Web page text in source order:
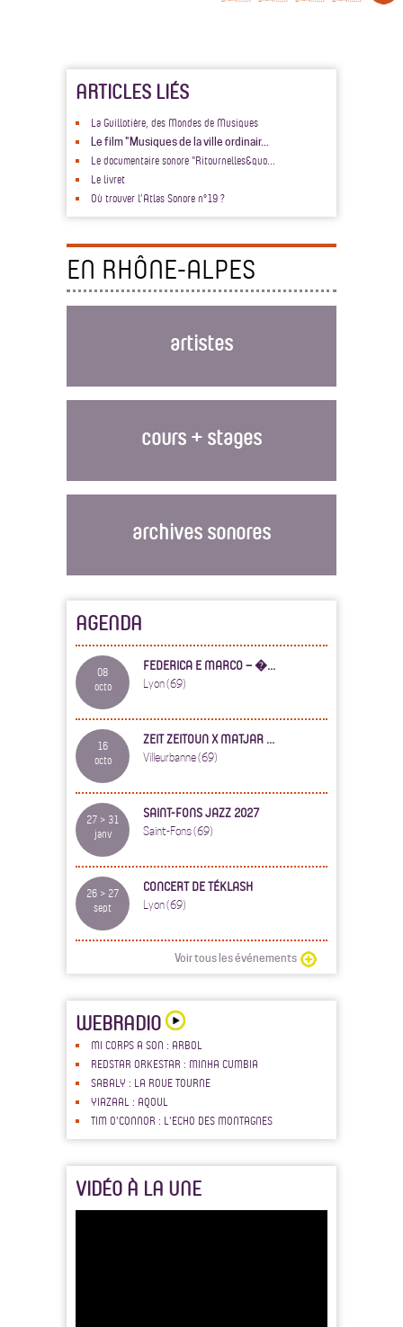
ARTICLES LIÉS
La Guillotière, des Mondes de Musiques
Le film "Musiques de la ville ordinair...
Le documentaire sonore "Ritournelles&quo...
Le livret
Où trouver l’Atlas Sonore n°19 ?
EN RHÔNE-ALPES
artistes
cours + stages
archives sonores
AGENDA
08
octo
FEDERICA E MARCO – �...
Lyon (69)
16
octo
ZEIT ZEITOUN X MATJAR ...
Villeurbanne (69)
27 > 31
janv
SAINT-FONS JAZZ 2027
Saint-Fons (69)
26 > 27
sept
CONCERT DE TÉKLASH
Lyon (69)
Voir tous les événements
WEBRADIO
MI CORPS A SON : ARBOL
REDSTAR ORKESTAR : MINHA CUMBIA
SABALY : LA ROUE TOURNE
YIAZAAL : AQOUL
TIM O'CONNOR : L'ECHO DES MONTAGNES
VIDÉO À LA UNE